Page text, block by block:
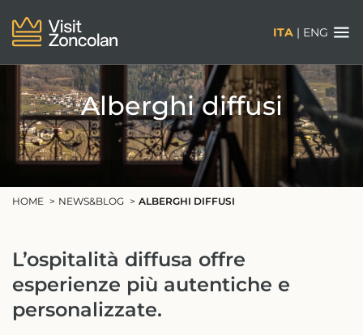
ITA | ENG
Alberghi diffusi
HOME NEWS&BLOG ALBERGHI DIFFUSI
L’ospitalità diffusa offre
esperienze più autentiche e
personalizzate.